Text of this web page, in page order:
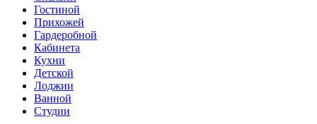
Гостиной
Прихожей
Гардеробной
Кабинета
Кухни
Детской
Лоджии
Ванной
Студии